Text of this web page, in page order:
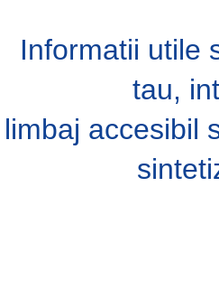
Informatii utile
tau,
limbaj accesibil